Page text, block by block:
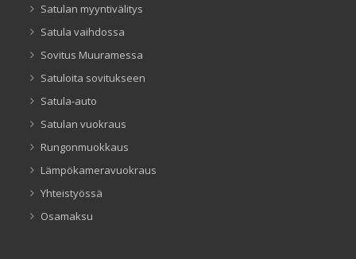
Satulan myyntivälitys
Satula vaihdossa
Sovitus Muuramessa
Satuloita sovitukseen
Satula-auto
Satulan vuokraus
Rungonmuokkaus
Lämpökameravuokraus
Yhteistyössä
Osamaksu